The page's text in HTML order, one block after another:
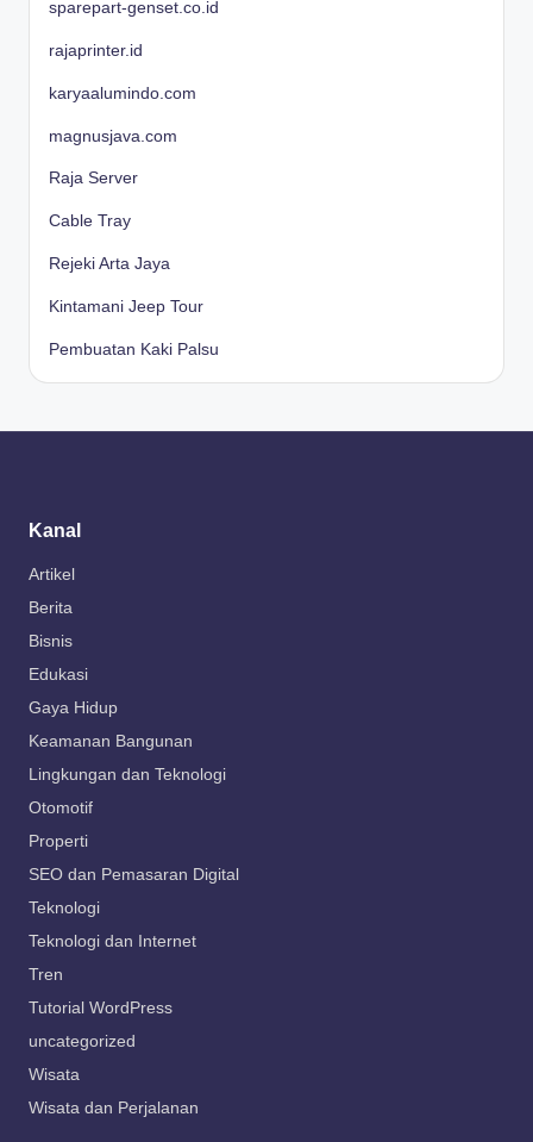
sparepart-genset.co.id
rajaprinter.id
karyaalumindo.com
magnusjava.com
Raja Server
Cable Tray
Rejeki Arta Jaya
Kintamani Jeep Tour
Pembuatan Kaki Palsu
Kanal
Artikel
Berita
Bisnis
Edukasi
Gaya Hidup
Keamanan Bangunan
Lingkungan dan Teknologi
Otomotif
Properti
SEO dan Pemasaran Digital
Teknologi
Teknologi dan Internet
Tren
Tutorial WordPress
uncategorized
Wisata
Wisata dan Perjalanan